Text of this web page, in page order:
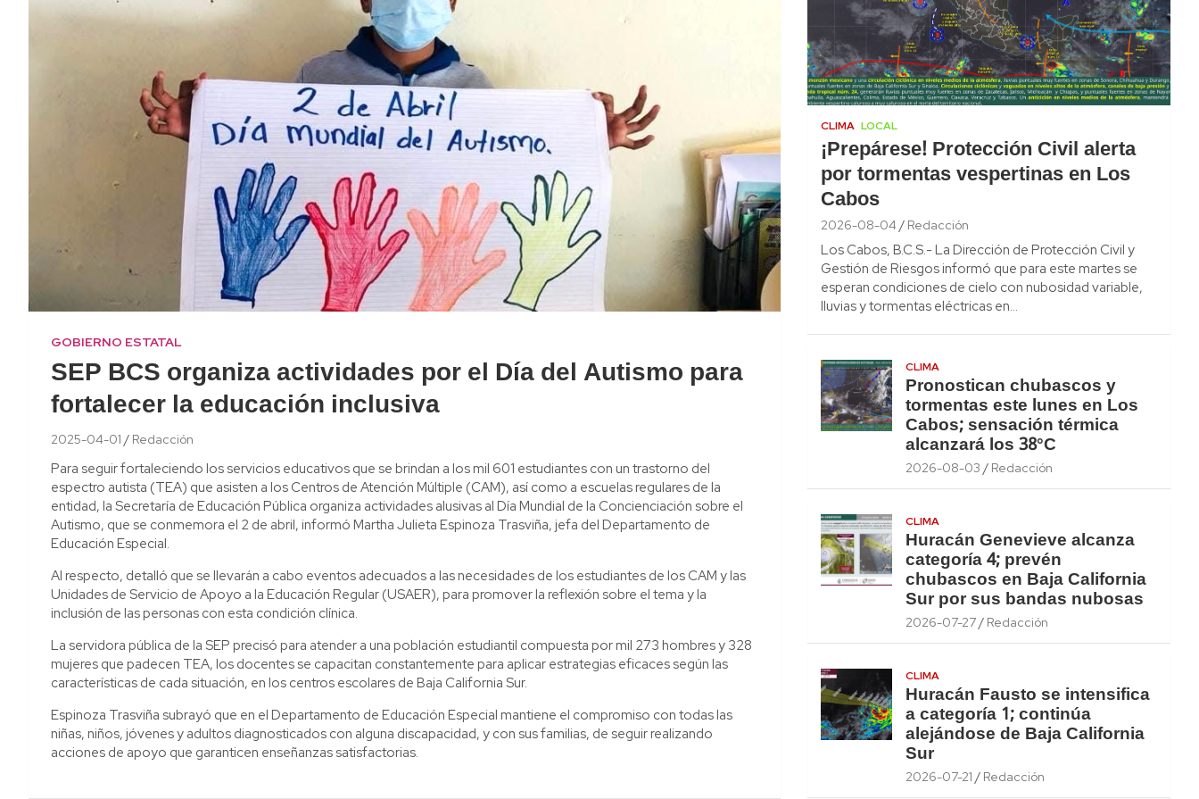
GOBIERNO ESTATAL
SEP BCS organiza actividades por el Día del Autismo para
fortalecer la educación inclusiva
2025-04-01 Redacción
Para seguir fortaleciendo los servicios educativos que se brindan a los mil 601 estudiantes con un trastorno del
espectro autista (TEA) que asisten a los Centros de Atención Múltiple (CAM), así como a escuelas regulares de la
entidad, la Secretaría de Educación Pública organiza actividades alusivas al Día Mundial de la Concienciación sobre el
Autismo, que se conmemora el 2 de abril, informó Martha Julieta Espinoza Trasviña, jefa del Departamento de
Educación Especial.
Al respecto, detalló que se llevarán a cabo eventos adecuados a las necesidades de los estudiantes de los CAM y las
Unidades de Servicio de Apoyo a la Educación Regular (USAER), para promover la reflexión sobre el tema y la
inclusión de las personas con esta condición clínica.
La servidora pública de la SEP precisó para atender a una población estudiantil compuesta por mil 273 hombres y 328
mujeres que padecen TEA, los docentes se capacitan constantemente para aplicar estrategias eficaces según las
características de cada situación, en los centros escolares de Baja California Sur.
Espinoza Trasviña subrayó que en el Departamento de Educación Especial mantiene el compromiso con todas las
niñas, niños, jóvenes y adultos diagnosticados con alguna discapacidad, y con sus familias, de seguir realizando
acciones de apoyo que garanticen enseñanzas satisfactorias.
CLIMA LOCAL
¡Prepárese! Protección Civil alerta
por tormentas vespertinas en Los
Cabos
2026-08-04 Redacción
Los Cabos, B.C.S.- La Dirección de Protección Civil y
Gestión de Riesgos informó que para este martes se
esperan condiciones de cielo con nubosidad variable,
lluvias y tormentas eléctricas en…
CLIMA
Pronostican chubascos y
tormentas este lunes en Los
Cabos; sensación térmica
alcanzará los 38°C
2026-08-03 Redacción
CLIMA
Huracán Genevieve alcanza
categoría 4; prevén
chubascos en Baja California
Sur por sus bandas nubosas
2026-07-27 Redacción
CLIMA
Huracán Fausto se intensifica
a categoría 1; continúa
alejándose de Baja California
Sur
2026-07-21 Redacción